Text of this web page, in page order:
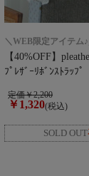
＼WEB限定アイテム♪
【40%OFF】
ﾌﾟﾚｻﾞｰﾘﾎﾞﾝｽﾄﾗｯﾌﾟ
定価￥2,200
￥1,320(税込)